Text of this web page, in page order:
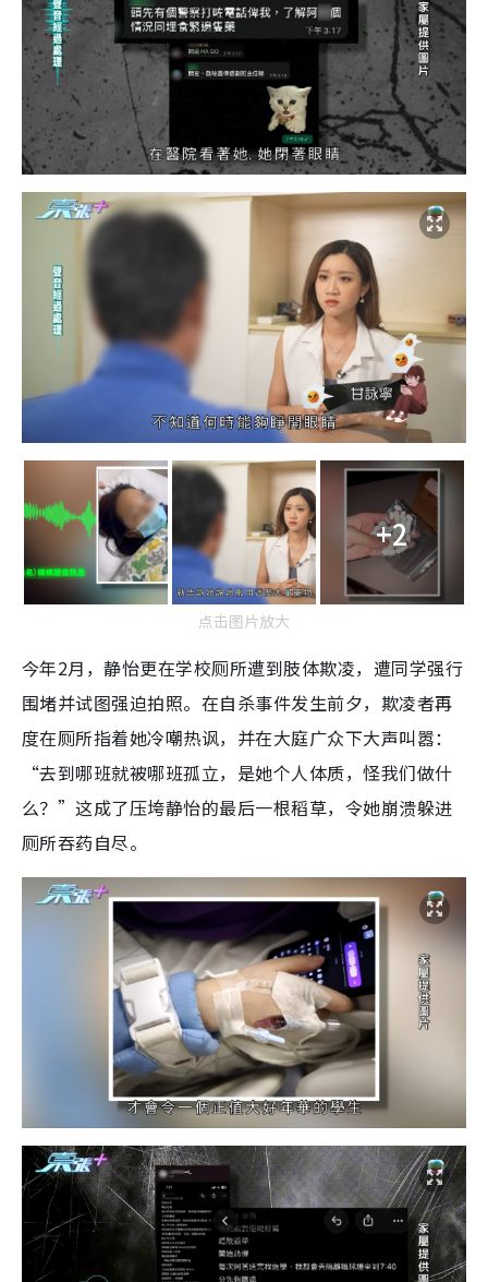
+2
点击图片放大
今年2月，静怡更在学校厕所遭到肢体欺凌，遭同学强行
围堵并试图强迫拍照。在自杀事件发生前夕，欺凌者再
度在厕所指着她冷嘲热讽，并在大庭广众下大声叫嚣：
“去到哪班就被哪班孤立，是她个人体质，怪我们做什
么？”这成了压垮静怡的最后一根稻草，令她崩溃躲进
厕所吞药自尽。